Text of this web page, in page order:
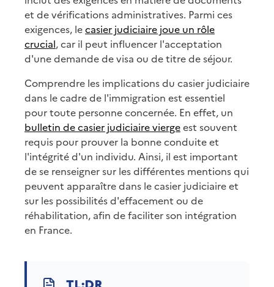
et de vérifications administratives. Parmi ces
exigences, lecasier judiciaire joue un rôle
crucial, car il peut influencer l'acceptation
d'une demande de visa ou de titre de séjour.
Comprendre les implications du casier judiciaire
dans le cadre de l'immigration est essentiel
pour toute personne concernée. En effet, un
bulletin de casier judiciaire viergeest souvent
requis pour prouver la bonne conduite et
l'intégrité d'un individu. Ainsi, il est important
de se renseigner sur les différentes mentions qui
peuvent apparaître dans le casier judiciaire et
sur les possibilités d'effacement ou de
réhabilitation, afin de faciliter son intégration
en France.